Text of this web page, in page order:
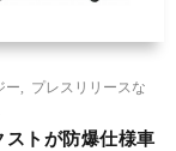
ー
プレスリリースな
ストが防爆仕様車